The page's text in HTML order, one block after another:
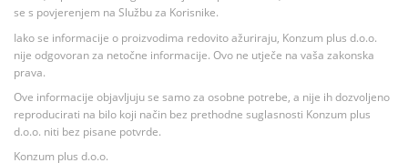
se s povjerenjem na Službu za Korisnike.
Iako se informacije o proizvodima redovito ažuriraju, Konzum plus d.o.o.
nije odgovoran za netočne informacije. Ovo ne utječe na vaša zakonska
prava.
Ove informacije objavljuju se samo za osobne potrebe, a nije ih dozvoljeno
reproducirati na bilo koji način bez prethodne suglasnosti Konzum plus
d.o.o. niti bez pisane potvrde.
Konzum plus d.o.o.